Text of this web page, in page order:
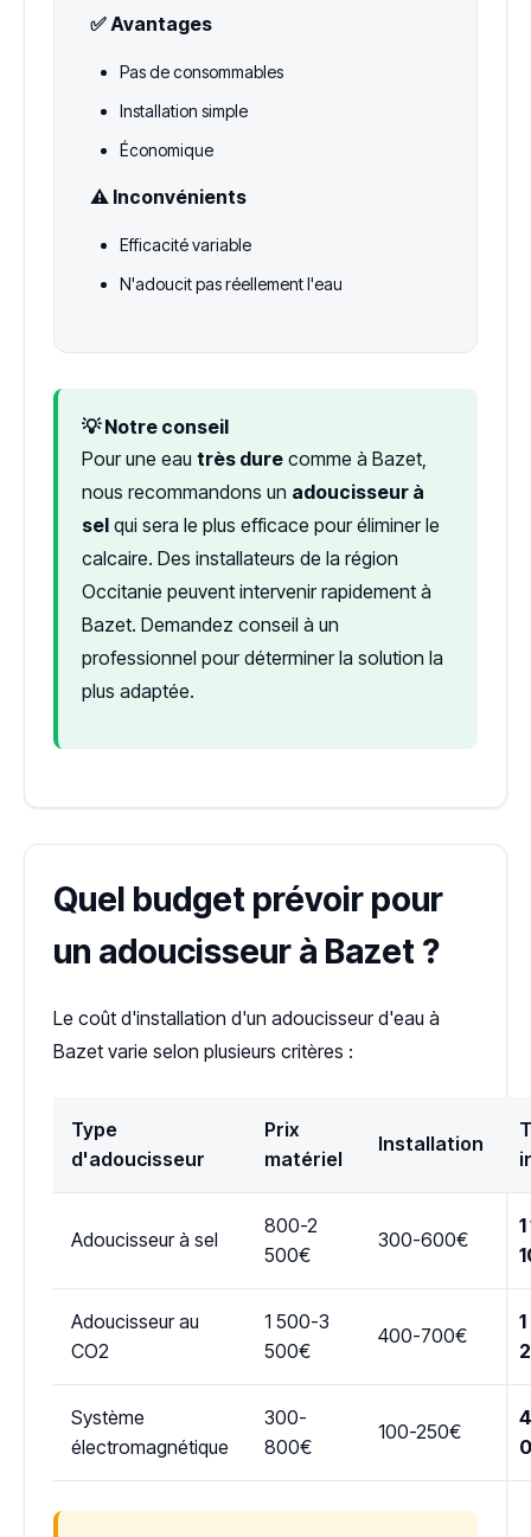
✅ Avantages
Pas de consommables
Installation simple
Économique
⚠️ Inconvénients
Efficacité variable
N'adoucit pas réellement l'eau
💡 Notre conseil
Pour une eau très dure comme à Bazet,
nous recommandons un adoucisseur à
sel qui sera le plus efficace pour éliminer le
calcaire. Des installateurs de la région
Occitanie peuvent intervenir rapidement à
Bazet. Demandez conseil à un
professionnel pour déterminer la solution la
plus adaptée.
Quel budget prévoir pour
un adoucisseur à Bazet ?
Le coût d'installation d'un adoucisseur d'eau à
Bazet varie selon plusieurs critères :
Type
d'adoucisseur
Prix
matériel
Installation
Adoucisseur à sel
800-2
500€
300-600€
Adoucisseur au
CO2
1 500-3
500€
400-700€
Système
électromagnétique
300-
800€
100-250€